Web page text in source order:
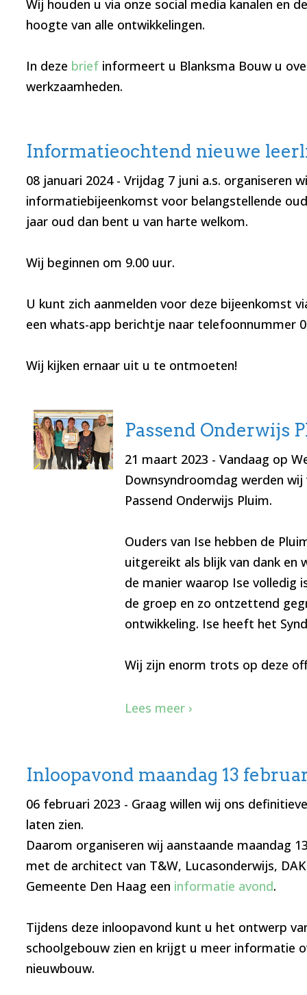
Wij houden u via onze social media kanalen en
hoogte van alle ontwikkelingen.
In deze briefinformeert u Blanksma Bouw u
werkzaamheden.
Informatieochtend nieuwe
08 januari 2024- Vrijdag 7 juni a.s. organiseren
informatiebijeenkomst voor belangstellende
jaar oud dan bent u van harte welkom.
Wij beginnen om 9.00 uur.
U kunt zich aanmelden voor deze bijeenkomst
een whats-app berichtje naar telefoonnummer
Wij kijken ernaar uit u te ontmoeten!
Passend Onderwijs
21 maart 2023 - Vandaag op
Downsyndroomdag werden
Passend Onderwijs Pluim.
Ouders van Ise hebben de
uitgereikt als blijk van dank en
de manier waarop Ise volledig
de groep en zo ontzettend
ontwikkeling. Ise heeft het
Wij zijn enorm trots op deze
Lees meer ›
Inloopavond maandag 13
06 februari 2023 - Graag willen wij ons
laten zien.
Daarom organiseren wij aanstaande maandag
met de architect van T&W, Lucasonderwijs,
Gemeente Den Haag een informatie avond.
Tijdens deze inloopavond kunt u het ontwerp
schoolgebouw zien en krijgt u meer informatie
nieuwbouw.